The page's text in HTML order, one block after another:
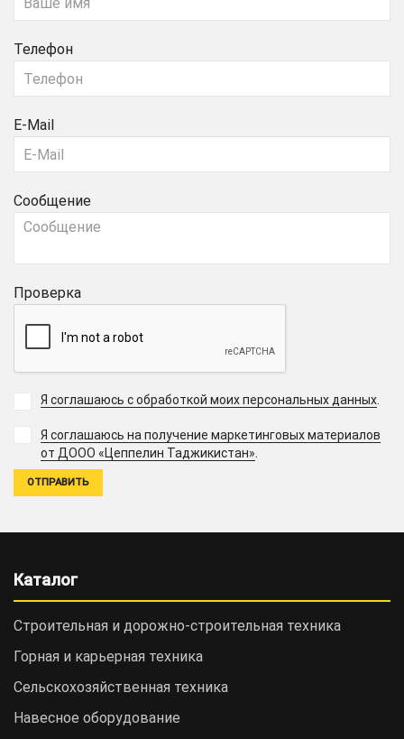
Телефон
E-Mail
Сообщение
Проверка
Я соглашаюсь с обработкой моих персональных данных
Я соглашаюсь на получение маркетинговых материалов
от ДООО «Цеппелин Таджикистан».
Каталог
Строительная и дорожно-cтроительная техника
Горная и карьерная техника
Сельскохозяйственная техника
Навесное оборудование